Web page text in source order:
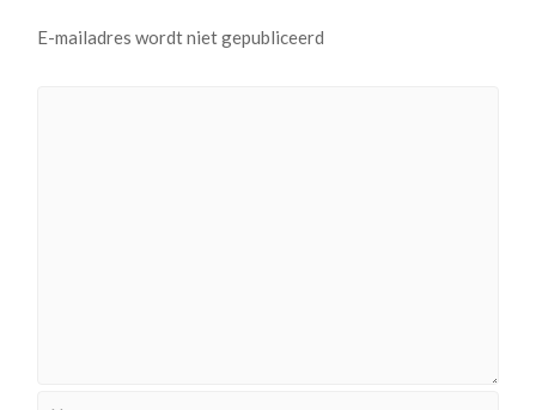
E-mailadres wordt niet gepubliceerd